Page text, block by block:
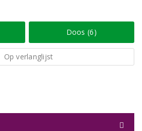
Doos (6)
Op verlanglijst